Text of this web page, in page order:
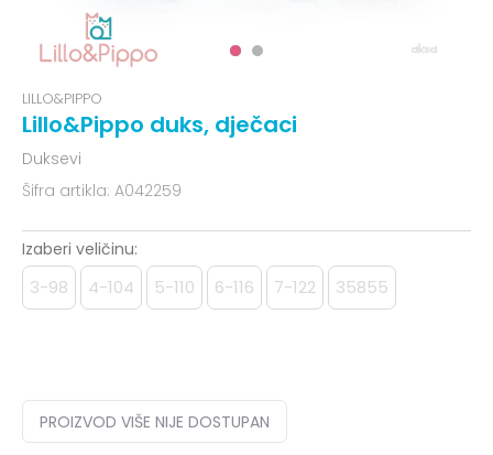
LILLO&PIPPO
Lillo&Pippo duks, dječaci
Duksevi
Šifra artikla: A042259
Izaberi veličinu:
3-98 4-104 5-110 6-116 7-122 35855
PROIZVOD VIŠE NIJE DOSTUPAN